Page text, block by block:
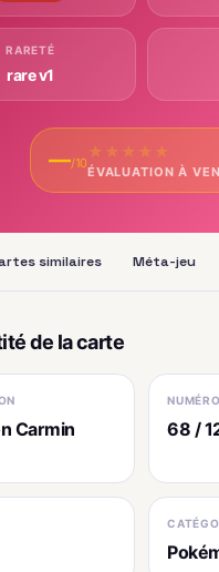
RARETÉ
rare v1
—/10
★ ★ ★ ★ ★
ÉVALUATION À
similaires Méta-jeu
de la carte
Carmin
NUMÉRO
68 /